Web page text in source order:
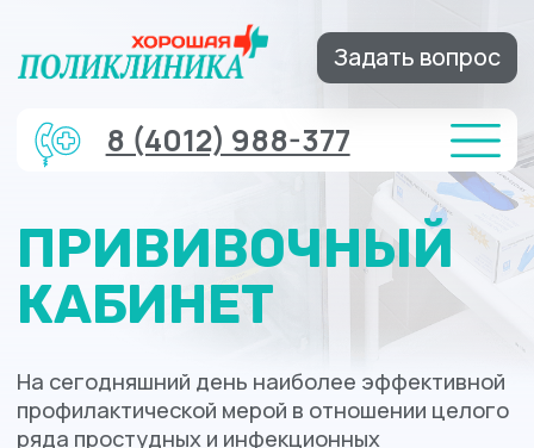
Задать вопрос
ПРИВИВОЧНЫЙ
КАБИНЕТ
На сегодняшний день наиболее эффективной
профилактической мерой в отношении целого
ряда простудных и инфекционных
иммунитет к болезни, который предотвратит
заражение, или ослабит его последствия.